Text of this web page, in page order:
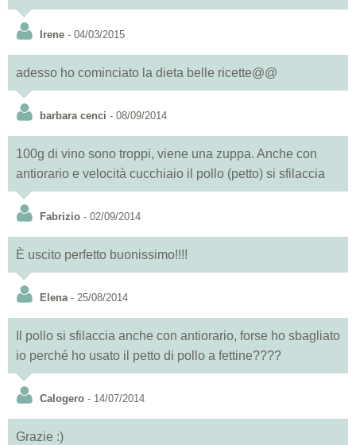
Irene - 04/03/2015
adesso ho cominciato la dieta belle ricette@@
barbara cenci - 08/09/2014
100g di vino sono troppi, viene una zuppa. Anche con
antiorario e velocità cucchiaio il pollo (petto) si sfilaccia
Fabrizio - 02/09/2014
È uscito perfetto buonissimo!!!!
Elena- 25/08/2014
Il pollo si sfilaccia anche con antiorario, forse ho sbagliato
io perché ho usato il petto di pollo a fettine????
Calogero - 14/07/2014
Grazie :)